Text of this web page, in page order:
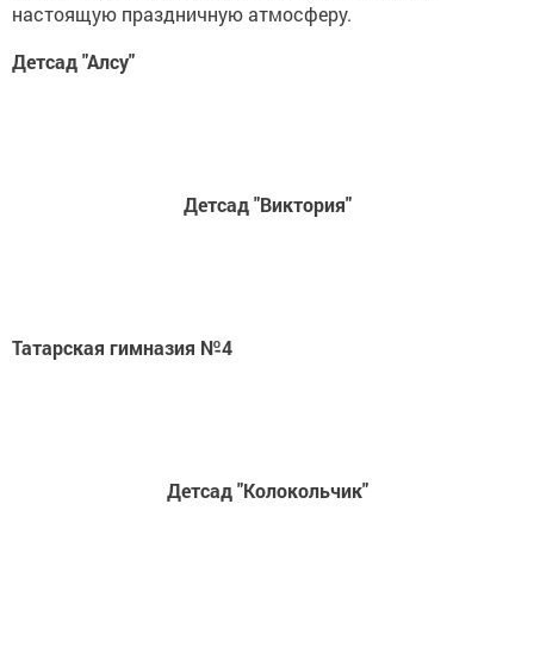
настоящую праздничную атмосферу.
Детсад "Алсу"
Детсад "Виктория"
Татарская гимназия №4
Детсад "Колокольчик"